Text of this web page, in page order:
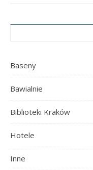
Baseny
Bawialnie
Biblioteki Kraków
Hotele
Inne